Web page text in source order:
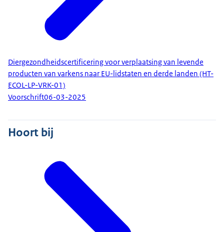
Diergezondheidscertificering voor verplaatsing van levende
producten van varkens naar EU-lidstaten en derde landen (HT-
ECOL-LP-VRK-01)
Voorschrift06-03-2025
Hoort bij